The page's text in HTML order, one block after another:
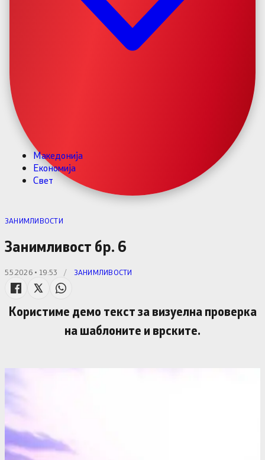
Македонија
Економија
Свет
ЗАНИМЛИВОСТИ
Занимливост бр. 6
5.5.2026 • 19:53 / ЗАНИМЛИВОСТИ
Користиме демо текст за визуелна проверка
на шаблоните и врските.